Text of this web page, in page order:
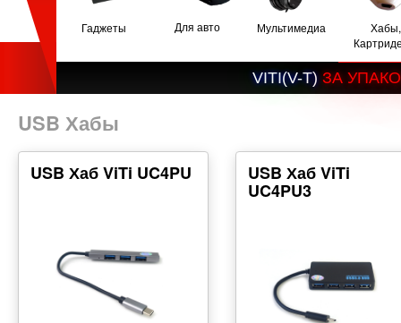
Гаджеты Для авто Мультимедиа
Хабы,
VITI(V-T) ЗА УПАКО
USB Хабы
USB Хаб ViTi UC4PU USB Хаб ViTi
UC4PU3